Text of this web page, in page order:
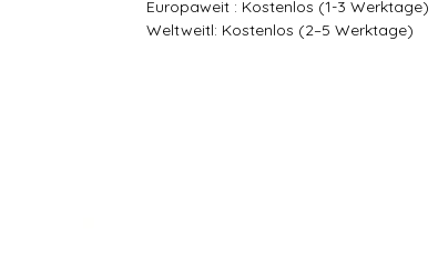
Europaweit : Kostenlos (1-3 Werktage)
Weltweitl: Kostenlos (2–5 Werktage)